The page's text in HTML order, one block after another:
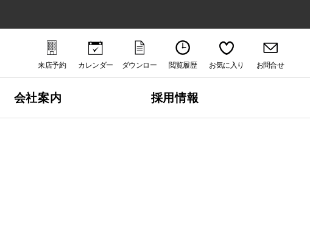
来店予約 カレンダー
ダウンロー
ド
閲覧履歴 お気に入り お問合せ
会社案内 採用情報